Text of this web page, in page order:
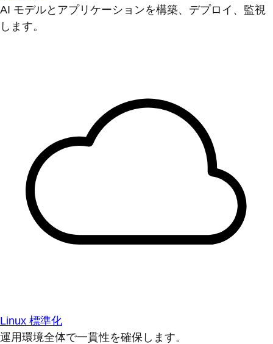
AI モデルとアプリケーションを構築、デプロイ、監視
します。
Linux 標準化
運用環境全体で一貫性を確保します。